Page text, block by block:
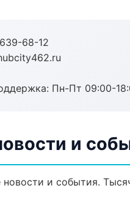
68-12
Пн-Пт 09:00-
и
новости и события.